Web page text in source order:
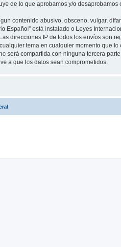
de lo que aprobamos y/o
contenido abusivo, obsceno, vulgar,
Español” está instalado o Leyes
direcciones IP de todos los envíos son
tema en cualquier momento que
será compartida con ninguna tercera
a que los datos sean comprometidos.